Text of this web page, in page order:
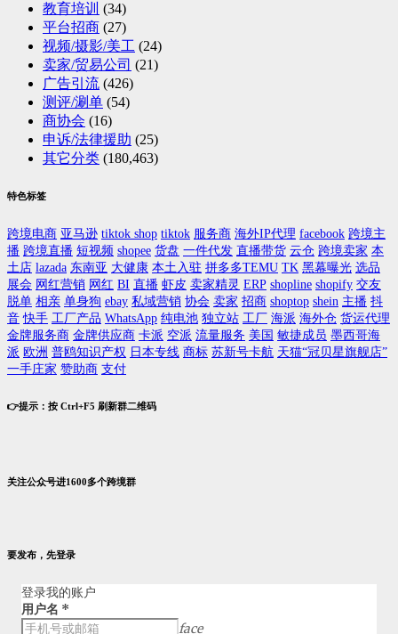
教育培训 (34)
平台招商 (27)
视频/摄影/美工 (24)
卖家/贸易公司 (21)
广告引流 (426)
测评/涮单 (54)
商协会 (16)
申诉/法律援助 (25)
其它分类 (180,463)
特色标签
跨境电商 亚马逊 tiktok shop tiktok 服务商 海外IP代理 facebook 跨境主
播 跨境直播 短视频 shopee 货盘 一件代发 直播带货 云仓 跨境卖家 本
土店 lazada 东南亚 大健康 本土入驻 拼多多TEMU TK 黑幕曝光 选品
展会 网红营销 网红 BI 直播 虾皮 卖家精灵 ERP shopline shopify 交友
脱单 相亲 单身狗 ebay 私域营销 协会 卖家 招商 shoptop shein 主播 抖
音 快手 工厂产品 WhatsApp 纯电池 独立站 工厂 海派 海外仓 货运代理
金牌服务商 金牌供应商 卡派 空派 流量服务 美国 敏捷成员 墨西哥海
派 欧洲 普鸥知识产权 日本专线 商标 苏新号卡航 天猫“冠贝星旗舰店”
一手庄家 赞助商 支付
👉提示：按 Ctrl+F5 刷新群二维码
关注公众号进1600多个跨境群
要发布，先登录
登录我的账户
用户名 *
face